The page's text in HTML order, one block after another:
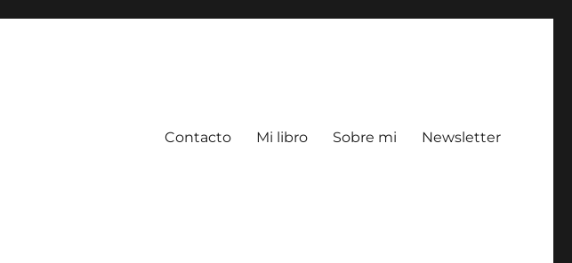
Contacto Mi libro Sobre mi Newsletter